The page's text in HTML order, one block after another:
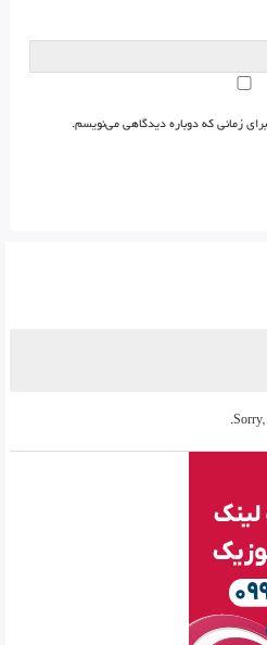
زمانی که دوباره دیدگاهی می‌نویسم.
Sorry,